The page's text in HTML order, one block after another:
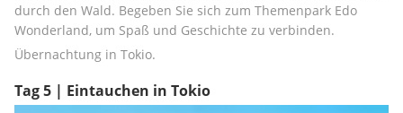
durch den Wald. Begeben Sie sich zum Themenpark Edo
Wonderland, um Spaß und Geschichte zu verbinden.
Übernachtung in Tokio.
Tag 5 | Eintauchen in Tokio